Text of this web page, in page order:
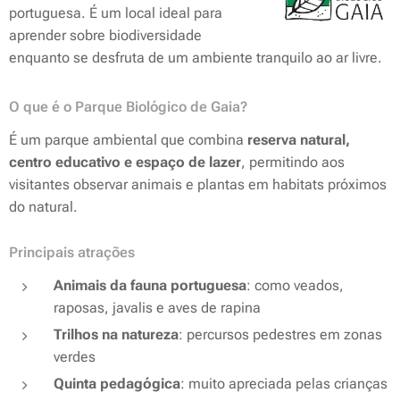
portuguesa. É um local ideal para
aprender sobre biodiversidade
enquanto se desfruta de um ambiente tranquilo ao ar livre.
O que é o Parque Biológico de Gaia?
É um parque ambiental que combina reserva natural,
centro educativo e espaço de lazer, permitindo aos
visitantes observar animais e plantas em habitats próximos
do natural.
Principais atrações
Animais da fauna portuguesa: como veados,
raposas, javalis e aves de rapina
Trilhos na natureza: percursos pedestres em zonas
verdes
Quinta pedagógica: muito apreciada pelas crianças